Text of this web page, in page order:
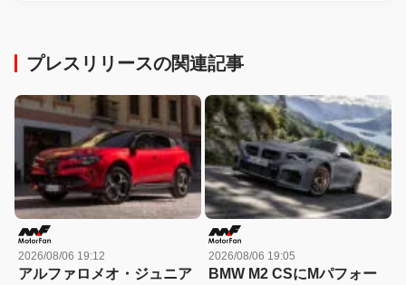
プレスリリースの関連記事
2026/08/06 19:12
アルファロメオ・ジュニア
2026/08/06 19:05
BMW M2 CSにMパフォー